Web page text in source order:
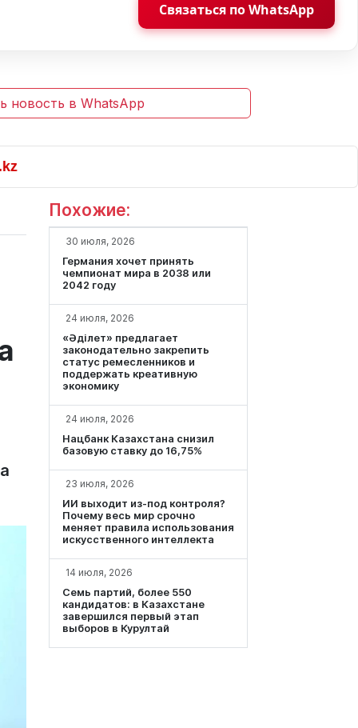
Связаться по WhatsApp
новость в WhatsApp
Похожие:
30 июля, 2026
Германия хочет принять
чемпионат мира в 2038 или
2042 году
24 июля, 2026
«Әділет» предлагает
законодательно закрепить
статус ремесленников и
поддержать креативную
экономику
24 июля, 2026
Нацбанк Казахстана снизил
базовую ставку до 16,75%
23 июля, 2026
ИИ выходит из-под контроля?
Почему весь мир срочно
меняет правила использования
искусственного интеллекта
14 июля, 2026
Семь партий, более 550
кандидатов: в Казахстане
завершился первый этап
выборов в Курултай